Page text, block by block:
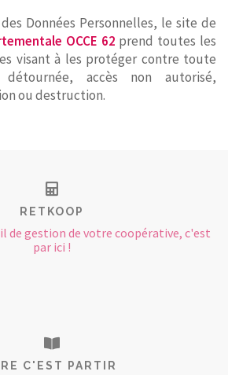
Données Personnelles, le site de
OCCE 62 prend toutes les
visant à les protéger contre toute
accès non autorisé,
ou destruction.
RETKOOP
de gestion de votre coopérative, c'est
par ici !
C'EST PARTIR